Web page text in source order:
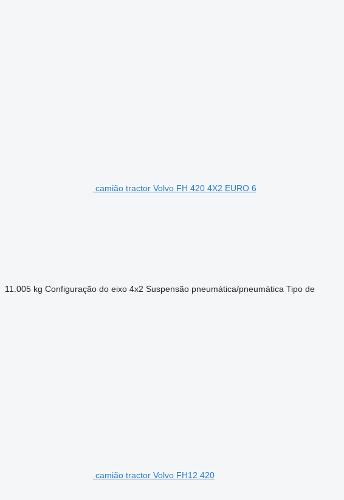
camião tractor Volvo FH 420 4X2 EURO 6
11.005 kg Configuração do eixo 4x2 Suspensão pneumática/pneumática Tipo de
camião tractor Volvo FH12 420